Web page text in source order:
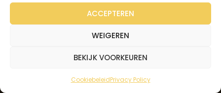
ACCEPTEREN
WEIGEREN
BEKIJK VOORKEUREN
CookiebeleidPrivacy Policy